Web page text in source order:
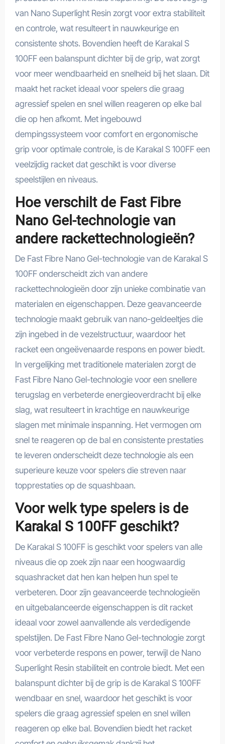
van Nano Superlight Resin zorgt voor extra stabiliteit
en controle, wat resulteert in nauwkeurige en
consistente shots. Bovendien heeft de Karakal S
100FF een balanspunt dichter bij de grip, wat zorgt
voor meer wendbaarheid en snelheid bij het slaan. Dit
maakt het racket ideaal voor spelers die graag
agressief spelen en snel willen reageren op elke bal
die op hen afkomt. Met ingebouwd
dempingssysteem voor comfort en ergonomische
grip voor optimale controle, is de Karakal S 100FF een
veelzijdig racket dat geschikt is voor diverse
speelstijlen en niveaus.
Hoe verschilt de Fast Fibre
Nano Gel-technologie van
andere rackettechnologieën?
De Fast Fibre Nano Gel-technologie van de Karakal S
100FF onderscheidt zich van andere
rackettechnologieën door zijn unieke combinatie van
materialen en eigenschappen. Deze geavanceerde
technologie maakt gebruik van nano-geldeeltjes die
zijn ingebed in de vezelstructuur, waardoor het
racket een ongeëvenaarde respons en power biedt.
In vergelijking met traditionele materialen zorgt de
Fast Fibre Nano Gel-technologie voor een snellere
terugslag en verbeterde energieoverdracht bij elke
slag, wat resulteert in krachtige en nauwkeurige
slagen met minimale inspanning. Het vermogen om
snel te reageren op de bal en consistente prestaties
te leveren onderscheidt deze technologie als een
superieure keuze voor spelers die streven naar
topprestaties op de squashbaan.
Voor welk type spelers is de
Karakal S 100FF geschikt?
De Karakal S 100FF is geschikt voor spelers van alle
niveaus die op zoek zijn naar een hoogwaardig
squashracket dat hen kan helpen hun spel te
verbeteren. Door zijn geavanceerde technologieën
en uitgebalanceerde eigenschappen is dit racket
ideaal voor zowel aanvallende als verdedigende
spelstijlen. De Fast Fibre Nano Gel-technologie zorgt
voor verbeterde respons en power, terwijl de Nano
Superlight Resin stabiliteit en controle biedt. Met een
balanspunt dichter bij de grip is de Karakal S 100FF
wendbaar en snel, waardoor het geschikt is voor
spelers die graag agressief spelen en snel willen
reageren op elke bal. Bovendien biedt het racket